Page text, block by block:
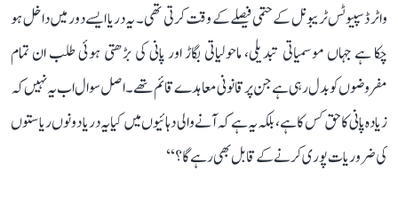
واٹر ڈسپیوٹس ٹریبونل کے حتمی فیصلے کے وقت کرتی تھی۔ یہ دریا ایسے دور میں داخل ہو
چکا ہے جہاں موسمیاتی تبدیلی، ماحولیاتی بگاڑ اور پانی کی بڑھتی ہوئی طلب ان تمام
مفروضوں کو بدل رہی ہے جن پر قانونی معاہدے قائم تھے۔ اصل سوال اب یہ نہیں کہ
زیادہ پانی کا حق کس کا ہے، بلکہ یہ ہے کہ آنے والی دہائیوں میں کیا یہ دریا دونوں ریاستوں
کی ضروریات پوری کرنے کے قابل بھی رہے گا؟‘‘